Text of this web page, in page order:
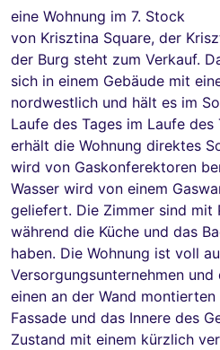
eine Wohnung im 7. Stock
von Krisztina Square, der
der Burg steht zum Verkauf.
sich in einem Gebäude mit
nordwestlich und hält es im
Laufe des Tages im Laufe des
erhält die Wohnung direktes
wird von Gaskonferektoren
Wasser wird von einem
geliefert. Die Zimmer sind
während die Küche und das
haben. Die Wohnung ist voll
Versorgungsunternehmen
einen an der Wand
Fassade und das Innere des
Zustand mit einem kürzlich